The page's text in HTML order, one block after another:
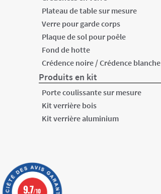
Plateau de table sur mesure
Verre pour garde corps
Plaque de sol pour poêle
Fond de hotte
Crédence noire /Crédence blanche
Produits en kit
Porte coulissante sur mesure
Kit verrière bois
Kit verrière aluminium
9.7/10